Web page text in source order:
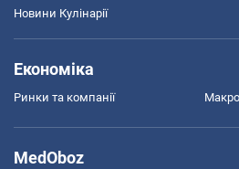
Новини Кулінарії
Економіка
Ринки та компанії
MedOboz